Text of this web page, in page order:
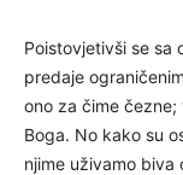
Poistovjetivši se sa
predaje
ono za čime čezne;
Boga. No kako su
njime uživamo biva